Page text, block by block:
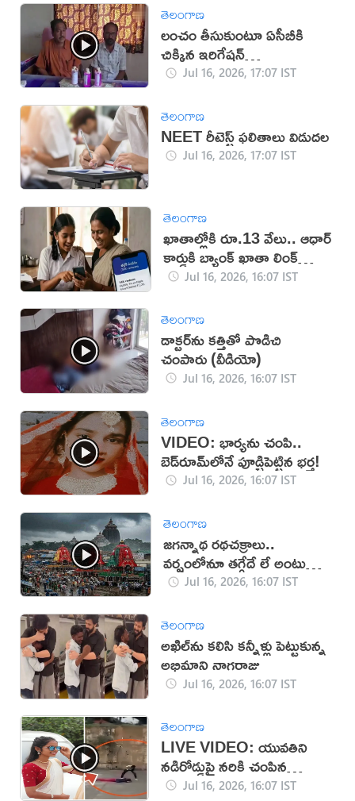
తెలంగాణ
లంచం తీసుకుంటూ ఏసీబీకి
చిక్కిన ఇరిగేషన్
అధికారులు(వీడియో)
Jul 16, 2026, 17:07 IST
తెలంగాణ
NEET రీటెస్ట్ ఫలితాలు విడుదల
Jul 16, 2026, 17:07 IST
తెలంగాణ
ఖాతాల్లోకి రూ.13 వేలు.. ఆధార్
కార్డుకి బ్యాంక్ ఖాతా లింక్
తప్పనిసరి!
Jul 16, 2026, 16:07 IST
తెలంగాణ
డాక్టర్‌ను కత్తితో పొడిచి
చంపారు (వీడియో)
Jul 16, 2026, 16:07 IST
తెలంగాణ
VIDEO: భార్యను చంపి..
బెడ్‌రూమ్‌లోనే పూడ్చిపెట్టిన భర్త!
Jul 16, 2026, 16:07 IST
తెలంగాణ
జగన్నాథ రథచక్రాలు..
వర్షంలోనూ తగ్గేదే లే అంటున్న
భక్తులుJul 16, 2026, 16:07 IST
తెలంగాణ
అఖిల్‌ను కలిసి కన్నీళ్లు పెట్టుకున్న
అభిమాని నాగరాజు
Jul 16, 2026, 16:07 IST
తెలంగాణ
LIVE VIDEO: యువతిని
నడిరోడ్డుపై నరికి చంపిన
కిరాతకుడు
Jul 16, 2026, 16:07 IST